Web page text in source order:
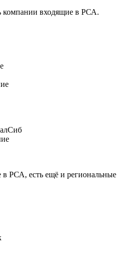
компании входящие в РСА.
РСА, есть ещё и региональные